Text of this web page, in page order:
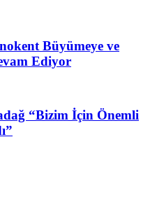
Büyümeye ve
Ediyor
“Bizim İçin Önemli